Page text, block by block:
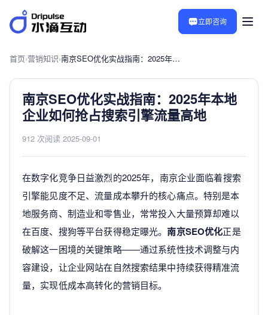
立即咨询
首页›营销知识› 南京SEO优化实战指南：2025年本地企业如何抢占搜索引擎流量高地
南京SEO优化实战指南：2025年本地
企业如何抢占搜索引擎流量高地
912 次阅读 2025-09-01
在数字化竞争日益激烈的2025年，南京企业面临着搜索
引擎能见度不足、流量成本攀升的核心痛点。特别是本
地服务商、制造业和零售业，常常投入大量预算却难以
在百度、搜狗等平台获得稳定曝光。南京SEO优化正是
破解这一困境的关键策略——通过系统性技术调整与内
容建设，让企业网站在自然搜索结果中持续获得精准流
量，实现低成本高转化的营销目标。